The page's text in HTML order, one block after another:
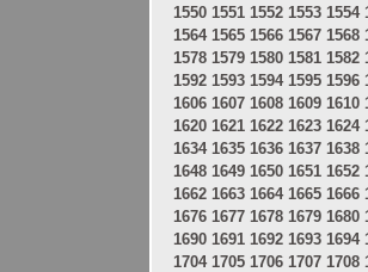
1550 1551 1552 1553 1554
1564 1565 1566 1567 1568
1578 1579 1580 1581 1582
1592 1593 1594 1595 1596
1606 1607 1608 1609 1610
1620 1621 1622 1623 1624
1634 1635 1636 1637 1638
1648 1649 1650 1651 1652
1662 1663 1664 1665 1666
1676 1677 1678 1679 1680
1690 1691 1692 1693 1694
1704 1705 1706 1707 1708